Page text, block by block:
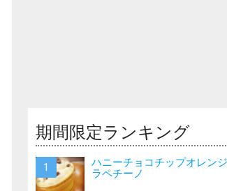
期間限定ランキング
ハニーチョコチップオレン
ラペチーノ